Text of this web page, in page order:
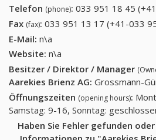
Telefon (phone): 033 951 18 45
Fax (fax): 033 951 13 17 (+41-033
E-Mail: n\a
Website: n\a
Besitzer / Direktor / Manager
Aarekies Brienz AG: Grossmann-
Öffnungszeiten (opening hours):
Samstag: 9-16, Sonntag:
Haben Sie Fehler gefunden